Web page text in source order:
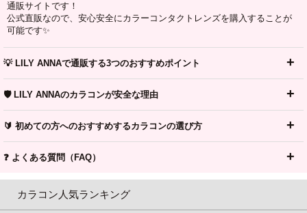
通販サイトです！
公式直販なので、安心安全にカラーコンタクトレンズを購入することが
可能です✨
💡 LILY ANNAで通販する3つのおすすめポイント
🛡️ LILY ANNAのカラコンが安全な理由
🔰 初めての方へのおすすめするカラコンの選び方
❓ よくある質問（FAQ）
カラコン人気ランキング